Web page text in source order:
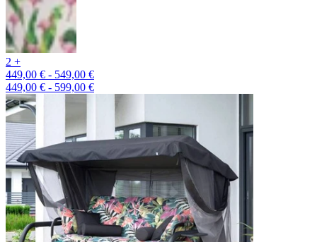
2 +
449,00 € - 549,00 €
449,00 € - 599,00 €